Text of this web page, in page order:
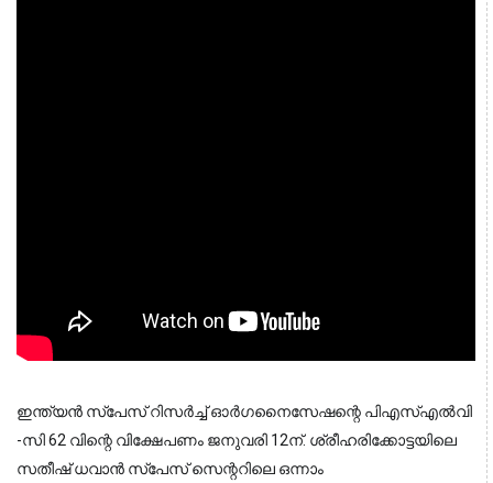
ഇന്ത്യന്‍ സ്പേസ് റിസര്‍ച്ച് ഓര്‍ഗനൈസേഷന്റെ പിഎസ്എല്‍വി
-സി 62 വിന്റെ വിക്ഷേപണം ജനുവരി 12ന്. ശ്രീഹരിക്കോട്ടയിലെ
സതീഷ് ധവാന്‍ സ്പേസ് സെന്ററിലെ ഒന്നാം